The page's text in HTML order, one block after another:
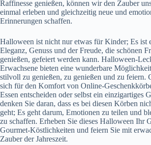
Raffinesse genießen, können wir den Zauber
einmal erleben und gleichzeitig neue und
Erinnerungen schaffen.
Halloween ist nicht nur etwas für Kinder; Es ist
Eleganz, Genuss und der Freude, die schönen
genießen, gefeiert werden kann. Halloween-
Erwachsene bieten eine wunderbare
stilvoll zu genießen, zu genießen und zu feiern.
sich für den Komfort von Online-
Essen entscheiden oder selbst ein einzigartiges
denken Sie daran, dass es bei diesen Körben
geht; Es geht darum, Emotionen zu teilen und
zu schaffen. Erheben Sie dieses Halloween Ihr
Gourmet-Köstlichkeiten und feiern Sie mit
Zauber der Jahreszeit.